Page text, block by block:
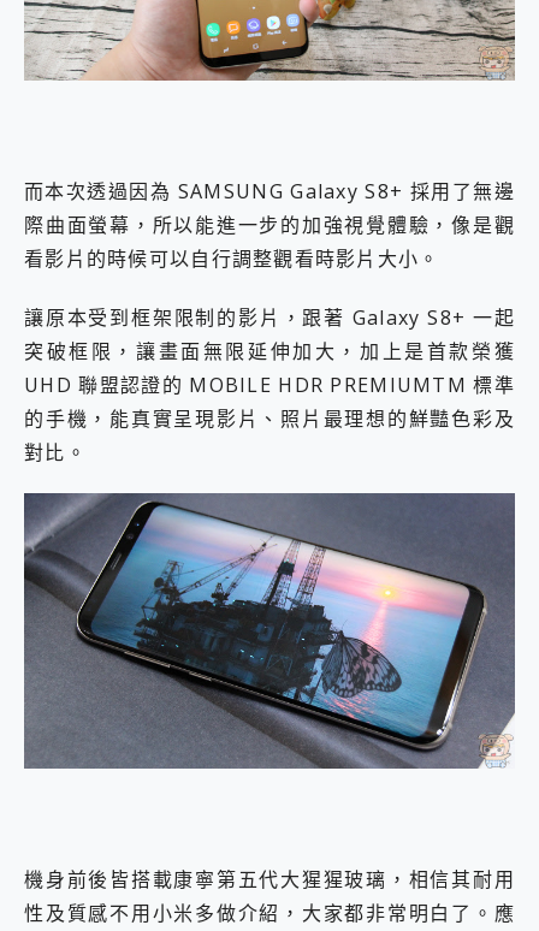
而本次透過因為 SAMSUNG Galaxy S8+ 採用了無邊
際曲面螢幕，所以能進一步的加強視覺體驗，像是觀
看影片的時候可以自行調整觀看時影片大小。
讓原本受到框架限制的影片，跟著 Galaxy S8+ 一起
突破框限，讓畫面無限延伸加大，加上是首款榮獲
UHD 聯盟認證的 MOBILE HDR PREMIUMTM 標準
的手機，能真實呈現影片、照片最理想的鮮豔色彩及
對比。
機身前後皆搭載康寧第五代大猩猩玻璃，相信其耐用
性及質感不用小米多做介紹，大家都非常明白了。應